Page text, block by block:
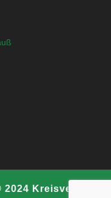
2024 Kreisverband